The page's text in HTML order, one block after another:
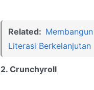
Related:
Literasi Berkelanjutan
2. Crunchyroll